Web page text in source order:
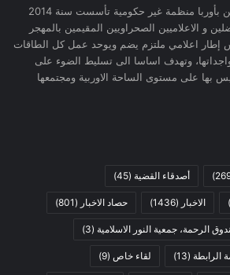
رابطة الصحفيين والاعلاميين بأوربا منظمة غير حكومية تأسست سنة 2014
و الاعلاميين الصحراويين المقيمين بالمهجر
إطار اعلامي ملتزم يضم ويوحد عمل كل الطاقات
وتهدف اساسا الى تسليط الضوء على
بها على مستوى الساحة الاوربية ومجتمعها
أصدقاء القضية (45)
الاخبار (1436) حصاد الاخبار (801)
الرحمة، جمعية النور الاسلامية (3)
الرابطة (13) لقاء خاص (9)